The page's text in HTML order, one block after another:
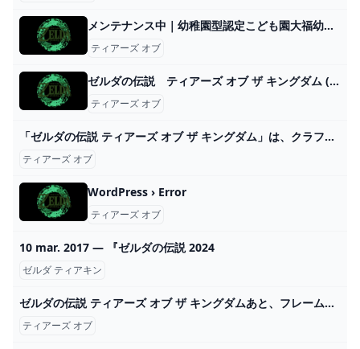
メンテナンス中｜幼稚園型認定こども園大福幼稚園
ティアーズ オブ
ゼルダの伝説 ティアーズ オブ ザ キングダム (Switch)の関連情報 ゲーム・エンタメ最新情報のファミ通.com
ティアーズ オブ
「ゼルダの伝説 ティアーズ オブ ザ キングダム」は、クラフトの自由度が高すぎてストーリーがまったく進まない WIRED.jp
ティアーズ オブ
WordPress › Error
ティアーズ オブ
10 mar. 2017 — 『ゼルダの伝説 2024
ゼルダ ティアキン
ゼルダの伝説 ティアーズ オブ ザ キングダムあと、フレームが曲がったときにいちいち眼鏡店に行かなくてよいのは楽です。 2024
ティアーズ オブ